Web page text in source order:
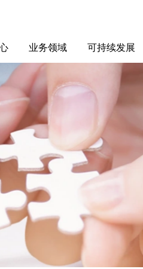
间
山
公
业务领域
智能电网
智慧能源
智慧城市
可持续发展
ESG报告
招标信息